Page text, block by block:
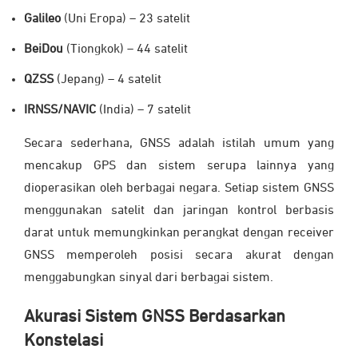
Galileo (Uni Eropa) – 23 satelit
BeiDou (Tiongkok) – 44 satelit
QZSS(Jepang) – 4 satelit
IRNSS/NAVIC (India) – 7 satelit
Secara sederhana, GNSS adalah istilah umum yang
mencakup GPS dan sistem serupa lainnya yang
dioperasikan oleh berbagai negara. Setiap sistem GNSS
menggunakan satelit dan jaringan kontrol berbasis
darat untuk memungkinkan perangkat dengan receiver
GNSS memperoleh posisi secara akurat dengan
menggabungkan sinyal dari berbagai sistem.
Akurasi Sistem GNSS Berdasarkan
Konstelasi